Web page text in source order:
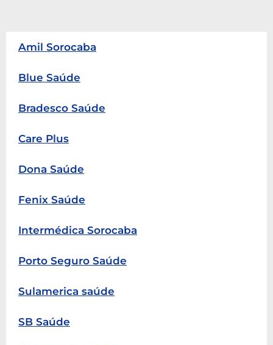
Amil Sorocaba
Blue Saúde
Bradesco Saúde
Care Plus
Dona Saúde
Fenix Saúde
Intermédica Sorocaba
Porto Seguro Saúde
Sulamerica saúde
SB Saúde